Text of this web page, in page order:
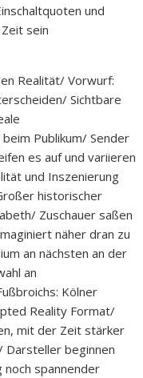
und
sein
Realität/ Vorwurf:
Sichtbare
Publikum/ Sender
es auf und variieren
und Inszenierung
historischer
Zuschauer saßen
näher dran zu
an nächsten an der
an
Kölner
Reality Format/
mit der Zeit stärker
Darsteller beginnen
noch spannender